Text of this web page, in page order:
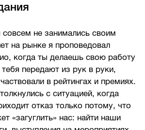
не занимались своим
на рынке я проповедовал
когда ты делаешь свою работу
передают из рук в руки,
в рейтингах и премиях.
с ситуацией, когда
отказ только потому, что
«загуглить» нас: найти наши